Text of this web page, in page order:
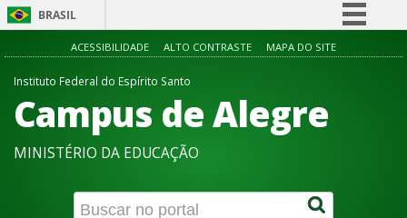
BRASIL
Simplifique!
Acesso à informação
Canais
ACESSIBILIDADE ALTO CONTRASTE MAPA DO SITE
Instituto Federal do Espírito Santo
Campus de Alegre
MINISTÉRIO DA EDUCAÇÃO